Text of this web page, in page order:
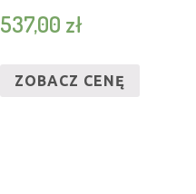
537,00 zł
ZOBACZ CENĘ